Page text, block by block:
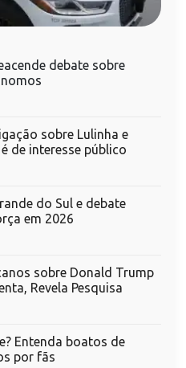
debate sobre
sobre Lulinha e
de interesse público
do Sul e debate
em 2026
sobre Donald Trump
Revela Pesquisa
Entenda boatos de
por fãs